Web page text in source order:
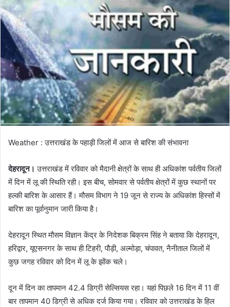
a
m
a
i
Weather : उत्तराखंड के पहाड़ी जिलों में आज से बारिश की संभावना
देहरादून। उत्तराखंड में रविवार को मैदानी क्षेत्रों के साथ ही अधिकांश पर्वतीय जिलों
में दिन में लू की स्थिति रही। इस बीच, सोमवार से पर्वतीय क्षेत्रों में कुछ स्थानों पर
हल्की बारिश के आसार हैं। मौसम विभाग ने 19 जून से राज्य के अधिकांश हिस्सों में
बारिश का पूर्वानुमान जारी किया है।
देहरादून स्थित मौसम विज्ञान केंद्र के निदेशक बिक्रम सिंह ने बताया कि देहरादून,
हरिद्वार, यूएसनगर के साथ ही टिहरी, पौड़ी, अल्मोड़ा, चंपावत, नैनीताल जिलों में
कुछ जगह रविवार को दिन में लू के झोंक चले।
दून में दिन का तापमान 42.4 डिग्री सेल्सियस रहा। यहां पिछले 16 दिन में 11 वीं
बार तापमान 40 डिग्री से अधिक दर्ज किया गया। रविवार को उत्तराखंड के हिल